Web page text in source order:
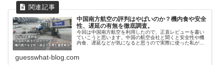
中国南方航空の評判はやばいのか？機内食や安全
性、遅延の有無を徹底調査。
今回は中国南方航空を利用したので、正直レビューを書い
ていこうと思います。中国の航空会社と聞くと安全性や機
内食、遅延などが気になると思うので実際に使った私が徹
guesswhat-blog.com